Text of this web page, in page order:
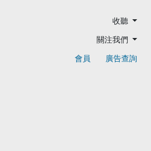
收聽
關注我們
會員
廣告查詢